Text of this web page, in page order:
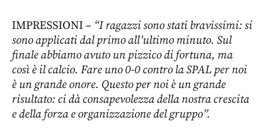
IMPRESSIONI – “I ragazzi sono stati bravissimi: si
sono applicati dal primo all’ultimo minuto. Sul
finale abbiamo avuto un pizzico di fortuna, ma
così è il calcio. Fare uno 0-0 contro la SPAL per noi
è un grande onore. Questo per noi è un grande
risultato: ci dà consapevolezza della nostra crescita
e della forza e organizzazione del gruppo”.